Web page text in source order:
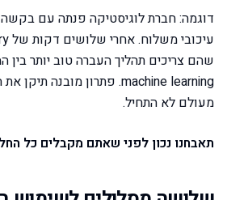
שהם צריכים תהליך העברה טוב יותר בין
מעולם לא התחיל.
תאבחנו נכון לפני שאתם מקבלים כל